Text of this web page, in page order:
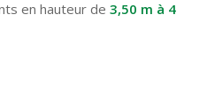
en hauteur de 3,50 m à 4